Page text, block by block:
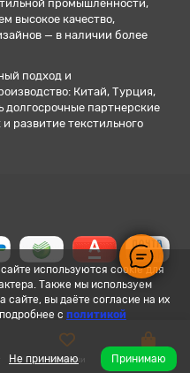
используются cookie для
Также мы используем
сайте, вы даёте согласие на их
с политикой
Не принимаю Принимаю
промышленности,
высокое качество,
— в наличии более
подход и
Китай, Турция,
долгосрочные партнерские
развитие текстильного
Закладки Корзина